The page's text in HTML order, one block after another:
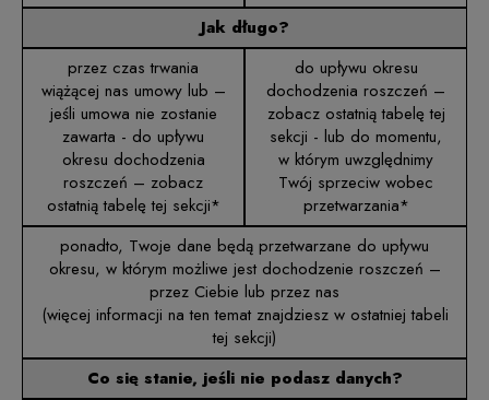
Jak długo?
przez czas trwania
wiążącej nas umowy lub –
jeśli umowa nie zostanie
zawarta - do upływu
okresu dochodzenia
roszczeń – zobacz
ostatnią tabelę tej sekcji*
do upływu okresu
dochodzenia roszczeń –
zobacz ostatnią tabelę tej
sekcji - lub do momentu,
w którym uwzględnimy
Twój sprzeciw wobec
przetwarzania*
ponadto, Twoje dane będą przetwarzane do upływu
okresu, w którym możliwe jest dochodzenie roszczeń –
przez Ciebie lub przez nas
(więcej informacji na ten temat znajdziesz w ostatniej tabeli
tej sekcji)
Co się stanie, jeśli nie podasz danych?